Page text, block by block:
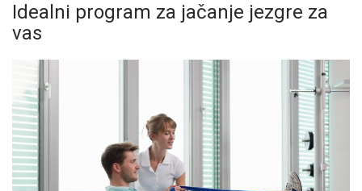
Idealni program za jačanje jezgre za
vas